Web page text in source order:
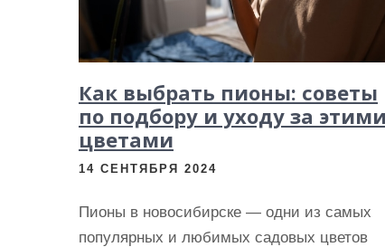
Как выбрать пионы: советы
по подбору и уходу за этими
цветами
14 СЕНТЯБРЯ 2024
Пионы в новосибирске — одни из самых
популярных и любимых садовых цветов